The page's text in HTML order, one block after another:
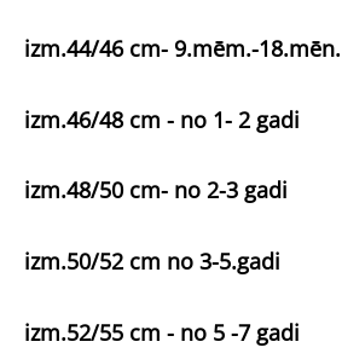
izm.44/46 cm- 9.mēm.-18.mēn.
izm.46/48 cm - no 1- 2 gadi
izm.48/50 cm- no 2-3 gadi
izm.50/52 cm no 3-5.gadi
izm.52/55 cm - no 5 -7 gadi